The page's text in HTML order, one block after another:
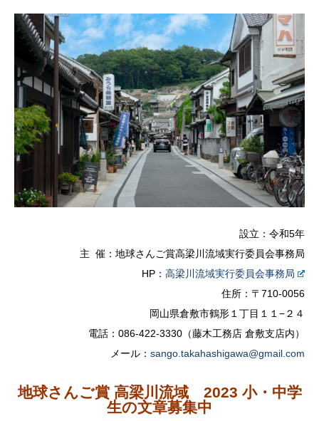
​設立：令和5年
主 催：地球さんご賞高梁川流域実行委員会事務局
HP： 高梁川流域実行委員会事務局
住所： 〒710-0056
岡山県倉敷市鶴形１丁目１１−２４
電話：086-422-3330（藤木工務店 倉敷支店内）
メール： sango.takahashigawa@gmail.com
地球さんご賞 高梁川流域 2023 小・中学
生の文章募集中